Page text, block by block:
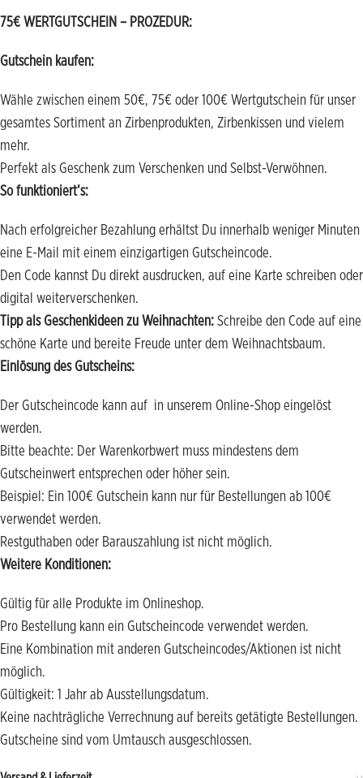
75€ WERTGUTSCHEIN – PROZEDUR:
Gutschein kaufen:
Wähle zwischen einem 50€, 75€ oder 100€ Wertgutschein für unser
gesamtes Sortiment an Zirbenprodukten, Zirbenkissen und vielem
mehr.
Perfekt als Geschenk zum Verschenken und Selbst-Verwöhnen.
So funktioniert’s:
Nach erfolgreicher Bezahlung erhältst Du innerhalb weniger Minuten
eine E-Mail mit einem einzigartigen Gutscheincode.
Den Code kannst Du direkt ausdrucken, auf eine Karte schreiben oder
digital weiterverschenken.
Tipp als Geschenkideen zu Weihnachten: Schreibe den Code auf eine
schöne Karte und bereite Freude unter dem Weihnachtsbaum.
Einlösung des Gutscheins:
Der Gutscheincode kann auf in unserem Online-Shop eingelöst
werden.
Bitte beachte: Der Warenkorbwert muss mindestens dem
Gutscheinwert entsprechen oder höher sein.
Beispiel: Ein 100€ Gutschein kann nur für Bestellungen ab 100€
verwendet werden.
Restguthaben oder Barauszahlung ist nicht möglich.
Weitere Konditionen:
Gültig für alle Produkte im Onlineshop.
Pro Bestellung kann ein Gutscheincode verwendet werden.
Eine Kombination mit anderen Gutscheincodes/Aktionen ist nicht
möglich.
Gültigkeit: 1 Jahr ab Ausstellungsdatum.
Keine nachträgliche Verrechnung auf bereits getätigte Bestellungen.
Gutscheine sind vom Umtausch ausgeschlossen.